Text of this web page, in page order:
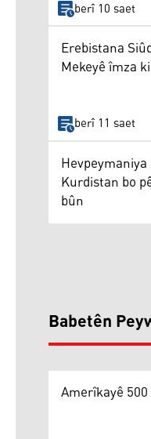
berî 10 saet
Erebistana
Mekeyê îmza
berî 11 saet
Kurdistan bo
bûn
Babetên
Amerîkayê